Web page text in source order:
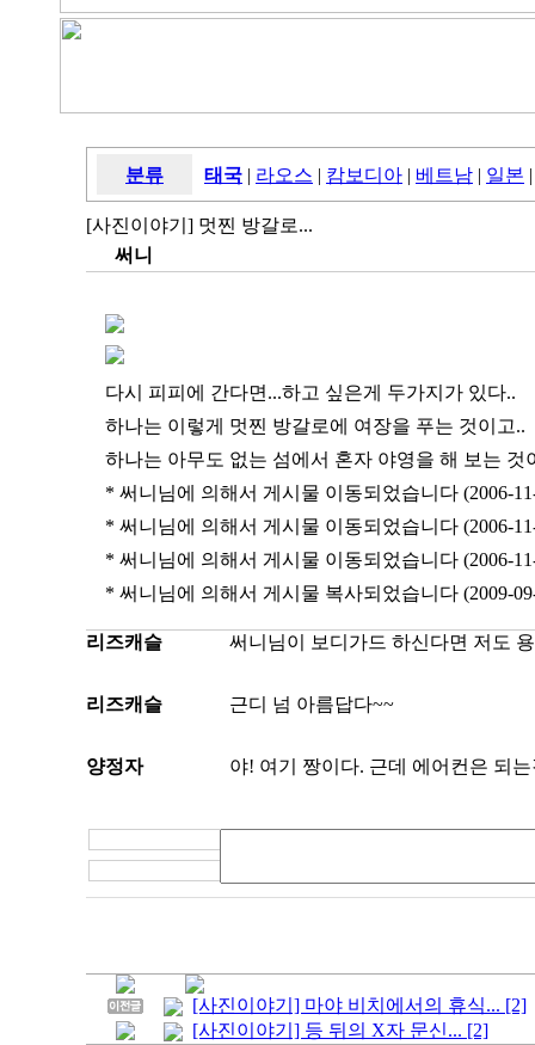
분류 태국 | 라오스 | 캄보디아 | 베트남 | 일본 |
[사진이야기] 멋찐 방갈로...
써니
다시 피피에 간다면...하고 싶은게 두가지가 있다..
하나는 이렇게 멋찐 방갈로에 여장을 푸는 것이고..
하나는 아무도 없는 섬에서 혼자 야영을 해 보는 것
* 써니님에 의해서 게시물 이동되었습니다 (2006-
* 써니님에 의해서 게시물 이동되었습니다 (2006-
* 써니님에 의해서 게시물 이동되었습니다 (2006-
* 써니님에 의해서 게시물 복사되었습니다 (2009-
리즈캐슬 써니님이 보디가드 하신다면 저도
리즈캐슬 근디 넘 아름답다~~
양정자 야! 여기 짱이다. 근데 에어컨은 되는
[사진이야기] 마야 비치에서의 휴식... [2]
[사진이야기] 등 뒤의 X자 문신... [2]